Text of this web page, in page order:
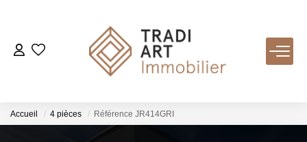
ACHETER
Accueil 4 pièces Référence JR414GRI